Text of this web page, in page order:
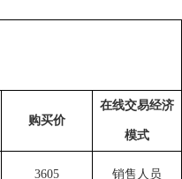
购买价
在线交易经济
模式
3605 销售人员